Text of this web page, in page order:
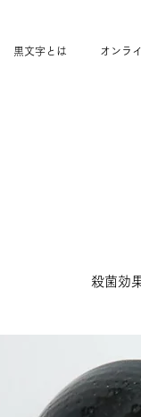
黒文字とは オンラ
殺菌効